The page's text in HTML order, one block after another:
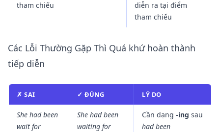
tham chiếu
diễn ra tại điểm
tham chiếu
Các Lỗi Thường Gặp Thì Quá khứ hoàn thành
tiếp diễn
✗ SAI ✓ ĐÚNG LÝ DO
She had been
wait for
She had been
waiting for
Cần dạng -ing sau
had been